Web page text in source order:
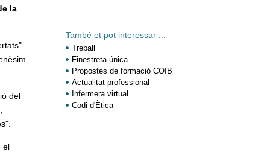
la
del
el
També et pot interessar ...
Treball
Finestreta única
Propostes de formació COIB
Actualitat professional
Infermera virtual
Codi d'Ètica